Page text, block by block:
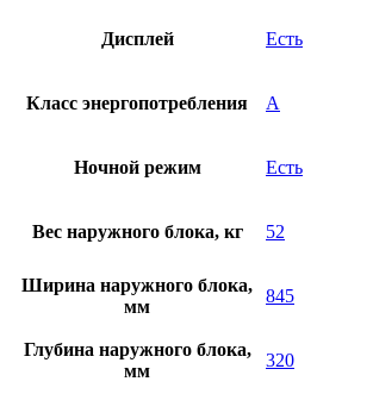
Дисплей Есть
Класс энергопотребления А
Ночной режим Есть
Вес наружного блока, кг 52
Ширина наружного блока,
мм
845
Глубина наружного блока,
мм
320